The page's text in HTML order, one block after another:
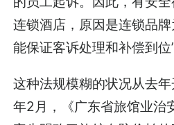
连锁酒店，原因是连锁品
能保证客诉处理和补偿到位”
这种法规模糊的状况从去
年2月，《广东省旅馆业治